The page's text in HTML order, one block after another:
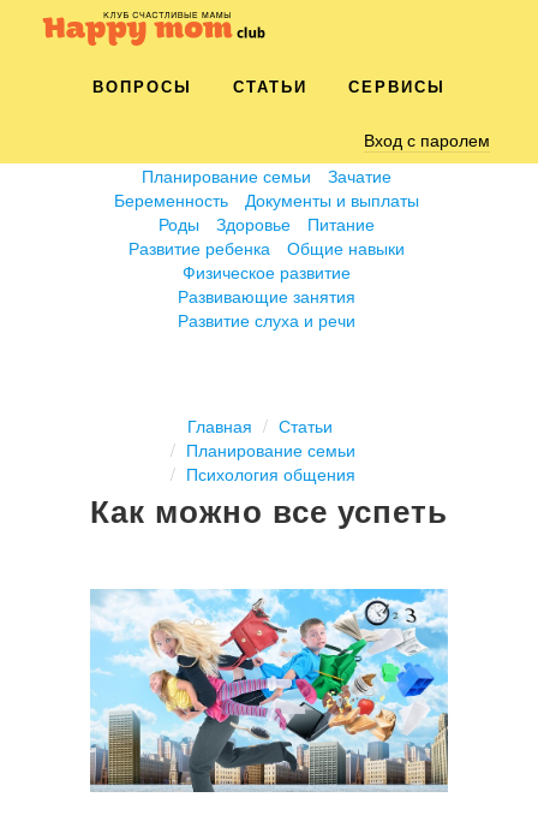
ВОПРОСЫ СТАТЬИ СЕРВИСЫ
Вход с паролем
Планирование семьи
Зачатие
Беременность
Документы и выплаты
Роды
Здоровье
Питание
Развитие ребенка
Общие навыки
Физическое развитие
Развивающие занятия
Развитие слуха и речи
Главная
Статьи
Планирование семьи
Психология общения
Как можно все успеть